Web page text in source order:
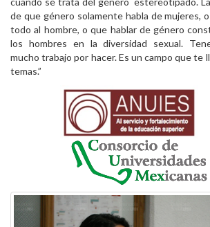
de que género solamente habla de mujeres,
todo al hombre, o que hablar de género
los hombres en la diversidad sexual.
mucho trabajo por hacer. Es un campo que te
temas.”